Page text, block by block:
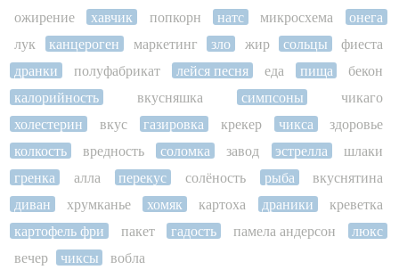
ожирение
хавчик попкорн натс микросхема
онега
лук
канцероген маркетинг зло жир сольцы
фиеста
дранки
полуфабрикат лейся песня еда пища
бекон
калорийность
вкусняшка симпсоны
чикаго
холестерин
вкус газировка крекер чикса
здоровье
колкость
вредность соломка завод эстрелла
шлаки
гренка
алла перекус солёность рыба
вкуснятина
диван
хрумканье хомяк картоха драники
креветка
картофель фри
пакет гадость памела андерсон
люкс
вечер
чиксы вобла